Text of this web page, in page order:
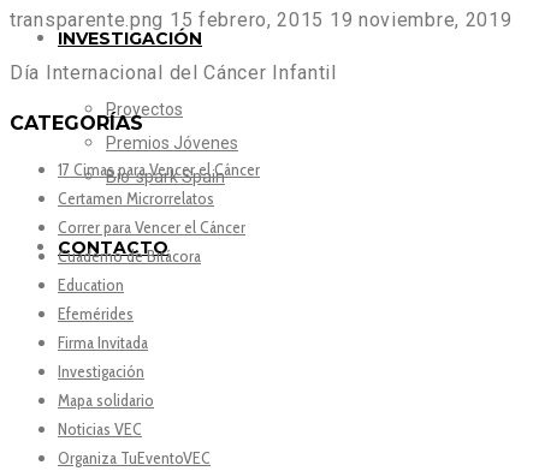
INVESTIGACIÓN
Proyectos
Premios Jóvenes
Bio-spark Spain
CONTACTO
transparente.png 15 febrero, 2015 19 noviembre, 2019
Día Internacional del Cáncer Infantil
CATEGORÍAS
17 Cimas para Vencer el Cáncer
Certamen Microrrelatos
Correr para Vencer el Cáncer
Cuaderno de Bitácora
Education
Efemérides
Firma Invitada
Investigación
Mapa solidario
Noticias VEC
Organiza TuEventoVEC